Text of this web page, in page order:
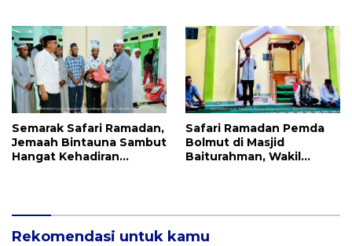
Semarak Safari Ramadan,
Jemaah Bintauna Sambut
Hangat Kehadiran
Safari Ramadan Pemda
Bolmut di Masjid
Baiturahman, Wakil
Rekomendasi untuk kamu